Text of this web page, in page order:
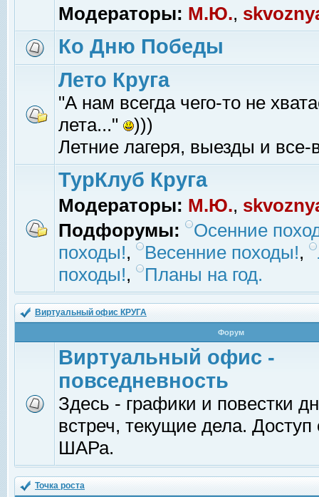
Модераторы: М.Ю.,
Ко Дню Победы
Лето Круга
"А нам всегда чего-то не
лета..."
)))
Летние лагеря, выезды и все-
ТурКлуб Круга
Модераторы: М.Ю.,
Подфорумы:
Осенние
походы!, Весенние походы!,
походы!, Планы на год.
Виртуальный офис КРУГА
Форум
Виртуальный офис -
повседневность
Здесь - графики и повестки
встреч, текущие дела.
ШАРа.
Точка роста